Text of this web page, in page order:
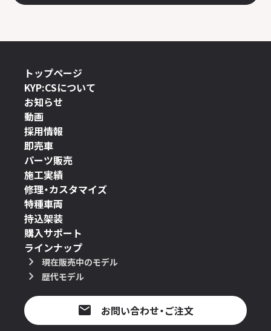
トップページ
KYP:CSについて
お知らせ
動画
採用情報
即売車
パーツ販売
施工実績
修理・カスタマイズ
特種車両
持込架装
購入サポート
ラインナップ
現在販売中のモデル
歴代モデル
お問い合わせ・ご注文